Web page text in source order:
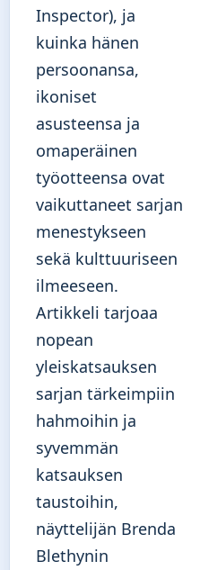
Inspector), ja
kuinka hänen
persoonansa,
ikoniset
asusteensa ja
omaperäinen
työotteensa ovat
vaikuttaneet sarjan
menestykseen
sekä kulttuuriseen
ilmeeseen.
Artikkeli tarjoaa
nopean
yleiskatsauksen
sarjan tärkeimpiin
hahmoihin ja
syvemmän
katsauksen
taustoihin,
näyttelijän Brenda
Blethynin